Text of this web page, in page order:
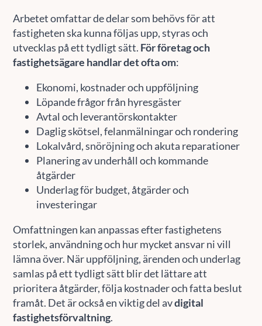
Arbetet omfattar de delar som behövs för att
fastigheten ska kunna följas upp, styras och
utvecklas på ett tydligt sätt. För företag och
fastighetsägare handlar det ofta om:
Ekonomi, kostnader och uppföljning
Löpande frågor från hyresgäster
Avtal och leverantörskontakter
Daglig skötsel, felanmälningar och rondering
Lokalvård, snöröjning och akuta reparationer
Planering av underhåll och kommande
åtgärder
Underlag för budget, åtgärder och
investeringar
Omfattningen kan anpassas efter fastighetens
storlek, användning och hur mycket ansvar ni vill
lämna över. När uppföljning, ärenden och underlag
samlas på ett tydligt sätt blir det lättare att
prioritera åtgärder, följa kostnader och fatta beslut
framåt. Det är också en viktig del avdigital
fastighetsförvaltning.